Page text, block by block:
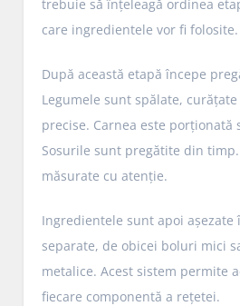
trebuie să înțeleagă ordinea
care ingredientele vor fi folosite.
După această etapă începe
Legumele sunt spălate,
precise. Carnea este porționată
Sosurile sunt pregătite din
măsurate cu atenție.
Ingredientele sunt apoi așezate
separate, de obicei boluri mici
metalice. Acest sistem permite
fiecare componentă a rețetei.